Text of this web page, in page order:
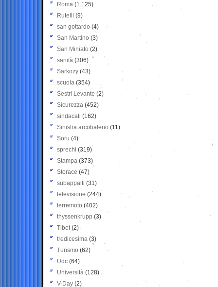
Roma (1.125)
Rutelli (9)
san gottardo (4)
San Martino (3)
San Miniato (2)
sanità (306)
Sarkozy (43)
scuola (354)
Sestri Levante (2)
Sicurezza (452)
sindacati (162)
Sinistra arcobaleno (11)
Soru (4)
sprechi (319)
Stampa (373)
Storace (47)
subappalti (31)
televisione(244)
terremoto (402)
thyssenkrupp (3)
Tibet(2)
tredicesima (3)
Turismo (62)
Udc (64)
Università (128)
V-Day (2)